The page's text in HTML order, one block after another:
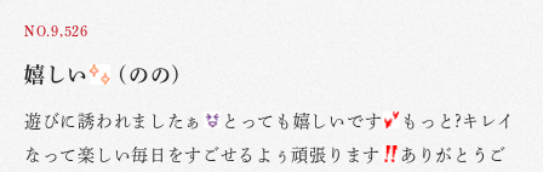
NO.9,526
嬉しい (のの)
遊びに誘われましたぁ とっても嬉しいです
もっと?キレイ
なって楽しい毎日をすごせるよぅ頑張ります
ありがとうご